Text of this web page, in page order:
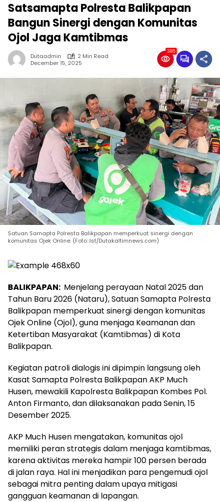
Satsamapta Polresta Balikpapan
Bangun Sinergi dengan Komunitas
Ojol Jaga Kamtibmas
Dutaadmin
2 Min Read
December 15, 2025
385
Satuan Samapta Polresta Balikpapan memperkuat sinergi dengan
komunitas Ojek Online. (Foto: Ist/Dutakaltimnews.com)
BALIKPAPAN: Menjelang perayaan Natal 2025 dan
Tahun Baru 2026 (Nataru), Satuan Samapta Polresta
Balikpapan memperkuat sinergi dengan komunitas
Ojek Online (Ojol), guna menjaga Keamanan dan
Ketertiban Masyarakat (Kamtibmas) di Kota
Balikpapan.
Kegiatan patroli dialogis ini dipimpin langsung oleh
Kasat Samapta Polresta Balikpapan AKP Much
Husen, mewakili Kapolresta Balikpapan Kombes Pol.
Anton Firmanto, dan dilaksanakan pada Senin, 15
Desember 2025.
AKP Much Husen mengatakan, komunitas ojol
memiliki peran strategis dalam menjaga kamtibmas,
karena aktivitas mereka hampir 100 persen berada
di jalan raya. Hal ini menjadikan para pengemudi ojol
sebagai mitra penting dalam upaya mitigasi
gangguan keamanan di lapangan.